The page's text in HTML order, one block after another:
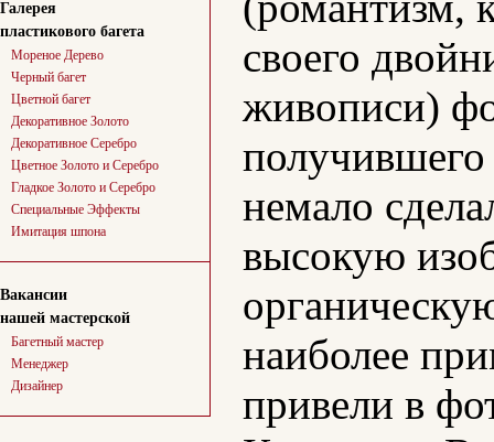
Галерея
пластикового багета
Мореное Дерево
Черный багет
Цветной багет
Декоративное Золото
Декоративное Серебро
Цветное Золото и Серебро
Гладкое Золото и Серебро
Специальные Эффекты
Имитация шпона
Вакансии
нашей мастерской
Багетный мастер
Менеджер
Дизайнер
своего
живописи)
получившего
немало
высокую
наиболее
привели в